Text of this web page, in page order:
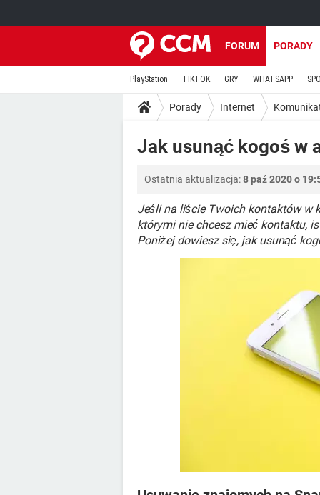
FORUM PORADY
PlayStation TIKTOK GRY WHATSAPP
Porady Internet
Jak usunąć kogoś w
Ostatnia aktualizacja:8 paź 2020 o
Jeśli na liście Twoich kontaktów w
którymi nie chcesz mieć kontaktu,
Poniżej dowiesz się, jak usunąć